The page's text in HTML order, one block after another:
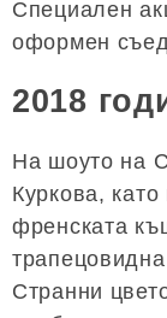
Специален
оформен
2018
На шоуто на
Куркова, като
френската
Странни